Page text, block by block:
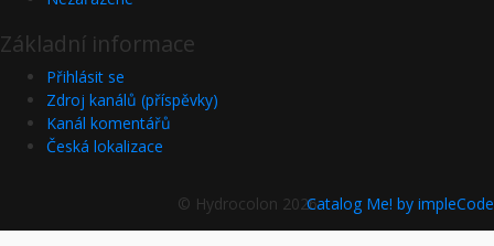
Základní informace
Přihlásit se
Zdroj kanálů (příspěvky)
Kanál komentářů
Česká lokalizace
© Hydrocolon 2026Catalog Me! by impleCode